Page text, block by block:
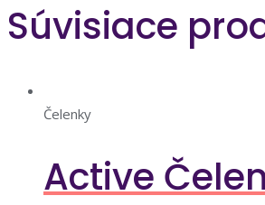
Súvisiace
Čelenky
Active